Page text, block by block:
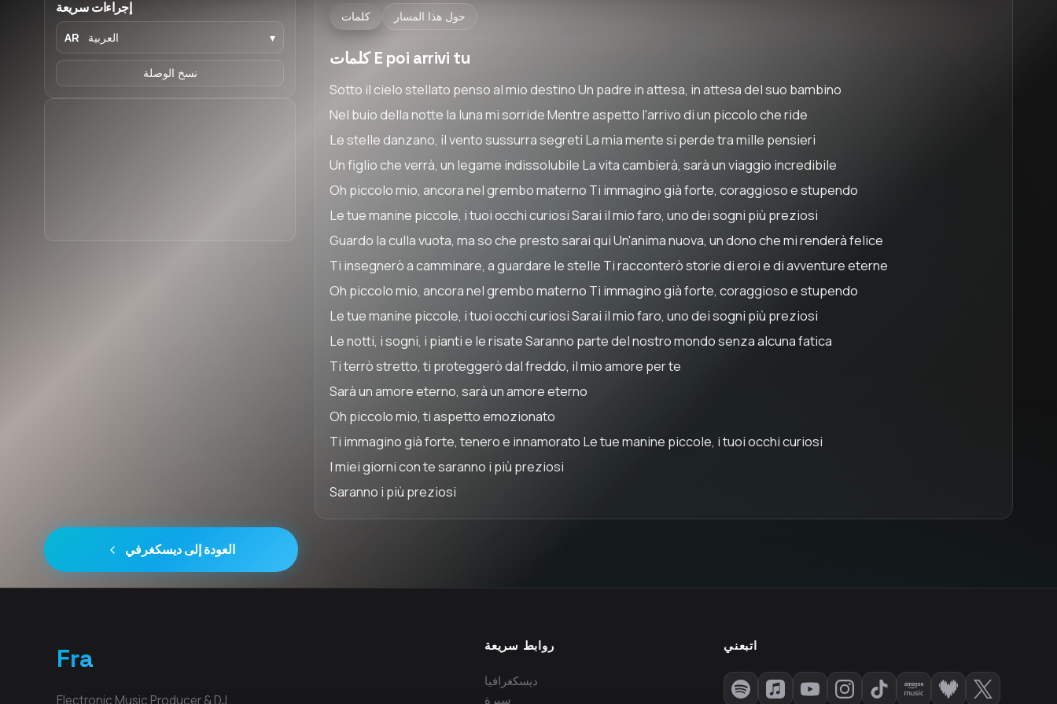
إجراءات سريعة
AR العربية ▾
نسخ الوصلة
كلمات حول هذا المسار
كلمات E poi arrivi tu
Sotto il cielo stellato penso al mio destino Un padre in attesa, in attesa del suo bambino
Nel buio della notte la luna mi sorride Mentre aspetto l'arrivo di un piccolo che ride
Le stelle danzano, il vento sussurra segreti La mia mente si perde tra mille pensieri
Un figlio che verrà, un legame indissolubile La vita cambierà, sarà un viaggio incredibile
Oh piccolo mio, ancora nel grembo materno Ti immagino già forte, coraggioso e stupendo
Le tue manine piccole, i tuoi occhi curiosi Sarai il mio faro, uno dei sogni più preziosi
Guardo la culla vuota, ma so che presto sarai qui Un'anima nuova, un dono che mi renderà felice
Ti insegnerò a camminare, a guardare le stelle Ti racconterò storie di eroi e di avventure eterne
Oh piccolo mio, ancora nel grembo materno Ti immagino già forte, coraggioso e stupendo
Le tue manine piccole, i tuoi occhi curiosi Sarai il mio faro, uno dei sogni più preziosi
Le notti, i sogni, i pianti e le risate Saranno parte del nostro mondo senza alcuna fatica
Ti terrò stretto, ti proteggerò dal freddo, il mio amore per te
Sarà un amore eterno, sarà un amore eterno
Oh piccolo mio, ti aspetto emozionato
Ti immagino già forte, tenero e innamorato Le tue manine piccole, i tuoi occhi curiosi
I miei giorni con te saranno i più preziosi
Saranno i più preziosi
العودة إلى ديسكغرفي
Fra
Electronic Music Producer & DJ
روابط سريعة
ديسكغرافيا
سيرة
اتبعني